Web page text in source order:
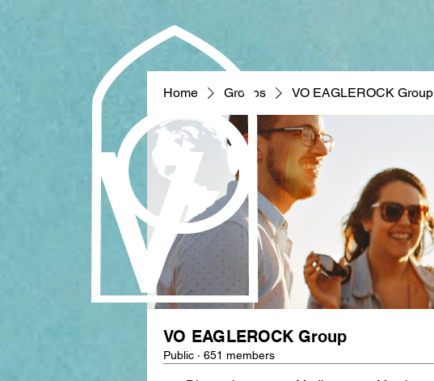
Home Groups VO EAGLEROCK Group
VO EAGLEROCK Group
Public · 651 members